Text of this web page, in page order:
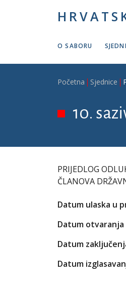
O SABORU
Početna Sjednice
10.
PRIJEDLOG
ČLANOVA
Datum ulaska u
Datum otvaranja
Datum
Datum